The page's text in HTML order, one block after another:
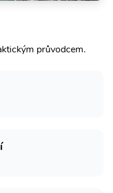
průvodcem.